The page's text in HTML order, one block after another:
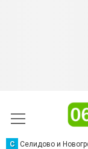
С Селидово и